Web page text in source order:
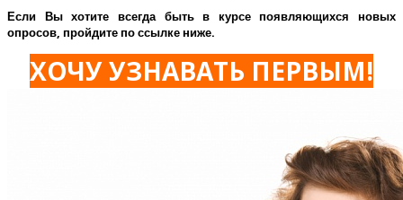
Если Вы хотите всегда быть в курсе появляющихся новых
опросов, пройдите по ссылке ниже.
ХОЧУ УЗНАВАТЬ ПЕРВЫМ!